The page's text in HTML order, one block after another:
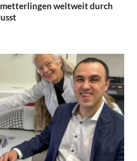
weltweit durch